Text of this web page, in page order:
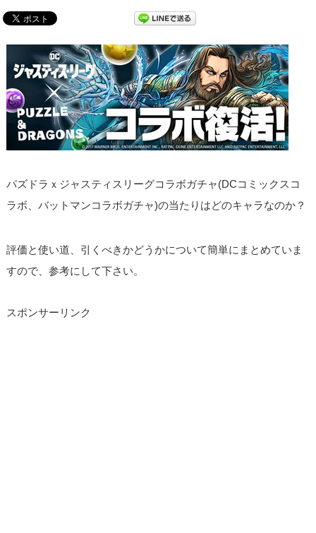
パズドラｘジャスティスリーグコラボガチャ(DCコミックスコ
ラボ、バットマンコラボガチャ)の当たりはどのキャラなのか？
評価と使い道、引くべきかどうかについて簡単にまとめていま
すので、参考にして下さい。
スポンサーリンク